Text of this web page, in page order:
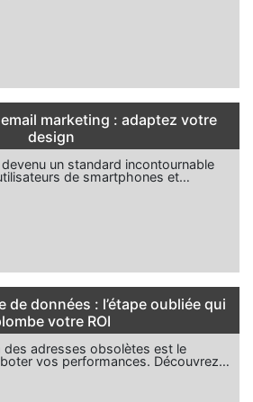
marketing : adaptez votre
design
un standard incontournable
de smartphones et…
de données : l’étape oubliée qui
votre ROI
des adresses obsolètes est le
vos performances. Découvrez…